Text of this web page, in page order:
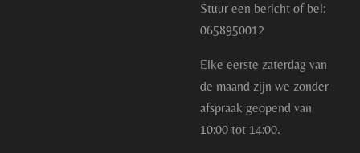
Stuur een bericht of bel:
0658950012
Elke eerste zaterdag van
de maand zijn we zonder
afspraak geopend van
10:00 tot 14:00.